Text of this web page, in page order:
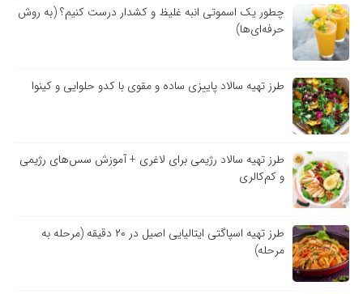
چطور یک اسموتی انبه غلیظ و کشدار درست کنیم؟ (به روش
حرفه‌ای‌ها)
طرز تهیه سالاد پاییزی ساده و مقوی با کدو حلوایی و کینوا
طرز تهیه سالاد رژیمی برای لاغری + آموزش سس‌های رژیمی
و کم‌کالری
طرز تهیه اسپاگتی ایتالیایی اصیل در ۲۰ دقیقه (مرحله به
مرحله)